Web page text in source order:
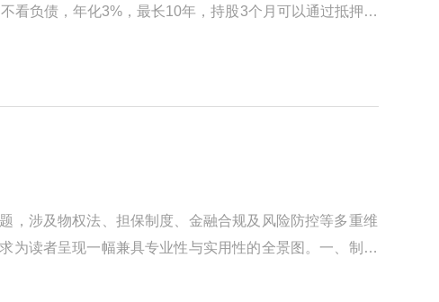
看负债，年化3%，最长10年，持股3个月可以通过抵押转
，涉及物权法、担保制度、金融合规及风险防控等多重维
为读者呈现一幅兼具专业性与实用性的全景图。一、制度